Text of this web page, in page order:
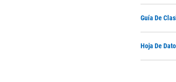
Guía De
Hoja De